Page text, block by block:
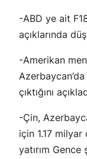
-ABD ye ait
açıklarında
-Amerikan
çıktığını
-Çin,
için 1.17
yatırım